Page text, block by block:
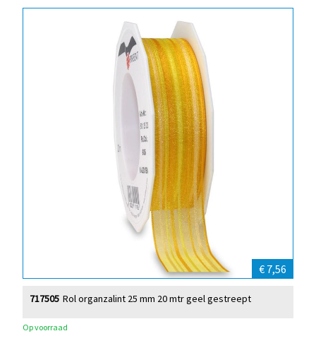
€ 7,56
Rol organzalint 25 mm 20 mtr geel gestreept
717505
Op voorraad